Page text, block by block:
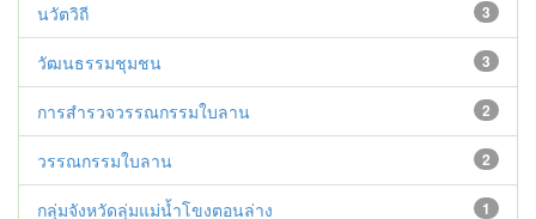
3
นวัตวิถี
3
วัฒนธรรมชุมชน
2
การสำรวจวรรณกรรมใบลาน
2
วรรณกรรมใบลาน
1
กลุ่มจังหวัดลุ่มแม่น้ำโขงตอนล่าง